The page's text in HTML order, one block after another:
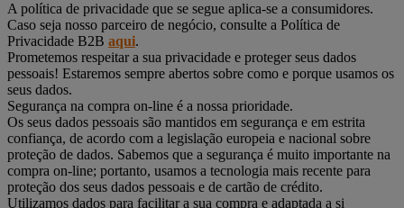
A política de privacidade que se segue aplica-se a consumidores.
Caso seja nosso parceiro de negócio, consulte a Política de
Privacidade B2B aqui.
Prometemos respeitar a sua privacidade e proteger seus dados
pessoais! Estaremos sempre abertos sobre como e porque usamos os
seus dados.
Segurança na compra on-line é a nossa prioridade.
Os seus dados pessoais são mantidos em segurança e em estrita
confiança, de acordo com a legislação europeia e nacional sobre
proteção de dados. Sabemos que a segurança é muito importante na
compra on-line; portanto, usamos a tecnologia mais recente para
proteção dos seus dados pessoais e de cartão de crédito.
Utilizamos dados para facilitar a sua compra e adaptada a si